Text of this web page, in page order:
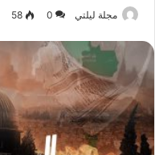
مجلة ليلتي 0
58